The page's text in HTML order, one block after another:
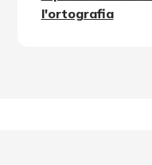
l'ortografia